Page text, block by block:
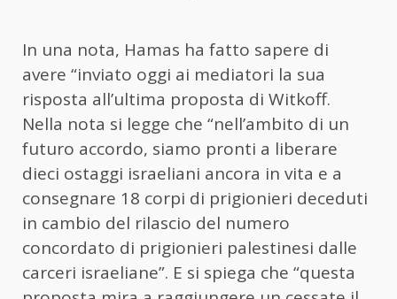
In una nota, Hamas ha fatto sapere di
avere “inviato oggi ai mediatori la sua
risposta all’ultima proposta di Witkoff.
Nella nota si legge che “nell’ambito di un
futuro accordo, siamo pronti a liberare
dieci ostaggi israeliani ancora in vita e a
consegnare 18 corpi di prigionieri deceduti
in cambio del rilascio del numero
concordato di prigionieri palestinesi dalle
carceri israeliane”. E si spiega che “questa